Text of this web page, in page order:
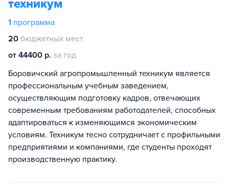
техникум
1 программа
20 бюджетных мест
от 44400 р. за год
Боровичский агропромышленный техникум является
профессиональным учебным заведением,
осуществляющим подготовку кадров, отвечающих
современным требованиям работодателей, способных
адаптироваться к изменяющимся экономическим
условиям. Техникум тесно сотрудничает с профильными
предприятиями и компаниями, где студенты проходят
производственную практику.